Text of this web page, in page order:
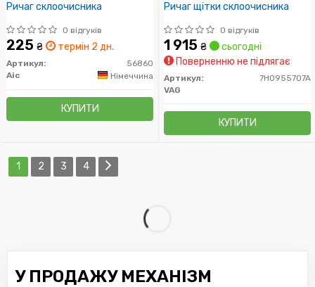
Ричаг склоочисника
0 відгуків
225 ₴ термін 2 дн.
Артикул:
56860
Aic
Німеччина
КУПИТИ
Ричаг щітки склоочисника
0 відгуків
1 915 ₴
сьогодні
Поверненню не підлягає
Артикул:
7H0955707A
VAG
КУПИТИ
1 2 3 4
У ПРОДАЖУ МЕХАНІЗМ